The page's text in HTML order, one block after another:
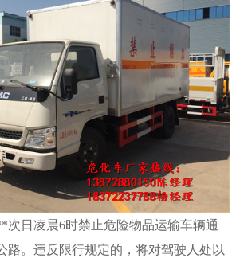
日凌晨6时禁止危险物品运输车辆通
路。违反限行规定的，将对驾驶人处以